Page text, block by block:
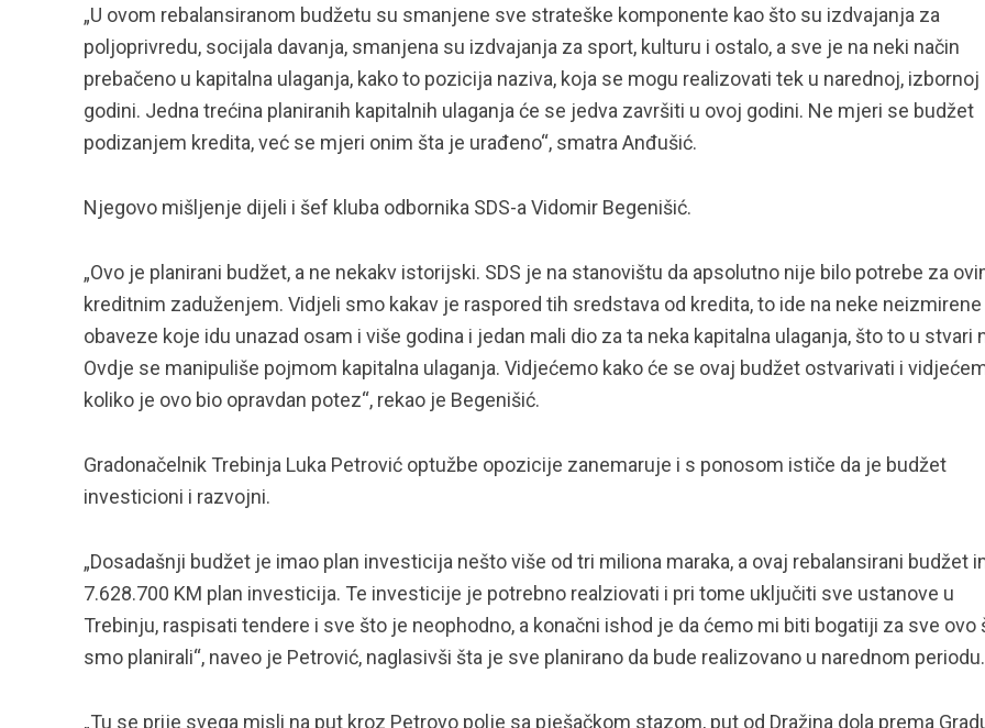
„U ovom rebalansiranom budžetu su smanjene sve strateške komponente kao što su izdvajanja za
poljoprivredu, socijala davanja, smanjena su izdvajanja za sport, kulturu i ostalo, a sve je na neki način
prebačeno u kapitalna ulaganja, kako to pozicija naziva, koja se mogu realizovati tek u narednoj, izbornoj
godini. Jedna trećina planiranih kapitalnih ulaganja će se jedva završiti u ovoj godini. Ne mjeri se budžet
podizanjem kredita, već se mjeri onim šta je urađeno“, smatra Anđušić.
Njegovo mišljenje dijeli i šef kluba odbornika SDS-a Vidomir Begenišić.
„Ovo je planirani budžet, a ne nekakv istorijski. SDS je na stanovištu da apsolutno nije bilo potrebe za
kreditnim zaduženjem. Vidjeli smo kakav je raspored tih sredstava od kredita, to ide na neke neizmirene
obaveze koje idu unazad osam i više godina i jedan mali dio za ta neka kapitalna ulaganja, što to u stvari
Ovdje se manipuliše pojmom kapitalna ulaganja. Vidjećemo kako će se ovaj budžet ostvarivati i
koliko je ovo bio opravdan potez“, rekao je Begenišić.
Gradonačelnik Trebinja Luka Petrović optužbe opozicije zanemaruje i s ponosom ističe da je budžet
investicioni i razvojni.
„Dosadašnji budžet je imao plan investicija nešto više od tri miliona maraka, a ovaj rebalansirani budžet
7.628.700 KM plan investicija. Te investicije je potrebno realziovati i pri tome uključiti sve ustanove u
Trebinju, raspisati tendere i sve što je neophodno, a konačni ishod je da ćemo mi biti bogatiji za sve ovo
smo planirali“, naveo je Petrović, naglasivši šta je sve planirano da bude realizovano u narednom periodu.
„Tu se prije svega misli na put kroz Petrovo polje sa pješačkom stazom, put od Dražina dola prema